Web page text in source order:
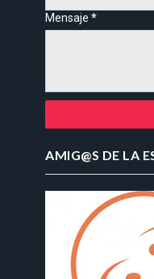
Mensaje*
AMIG@S DE LA